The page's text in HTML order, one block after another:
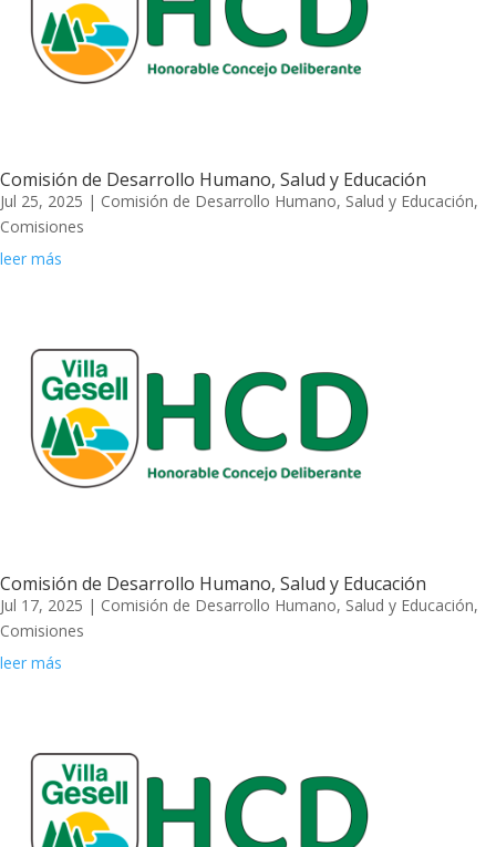
Comisión de Desarrollo Humano, Salud y Educación
Jul 25, 2025 | Comisión de Desarrollo Humano, Salud y Educación,
Comisiones
leer más
Comisión de Desarrollo Humano, Salud y Educación
Jul 17, 2025 | Comisión de Desarrollo Humano, Salud y Educación,
Comisiones
leer más